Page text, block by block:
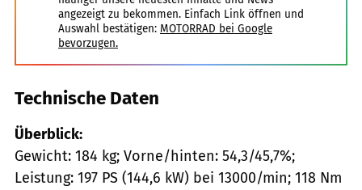
angezeigt zu bekommen. Einfach Link öffnen und
Auswahl bestätigen: MOTORRAD bei Google
bevorzugen.
Technische Daten
Überblick:
Gewicht: 184 kg; Vorne/hinten: 54,3/45,7%;
Leistung: 197 PS (144,6 kW) bei 13000/min; 118 Nm